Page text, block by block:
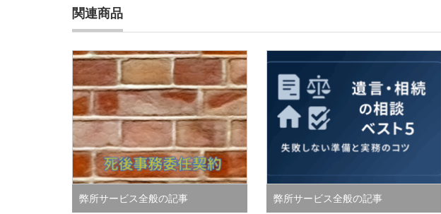
関連商品
弊所サービス全般の記事 弊所サービス全般の記事